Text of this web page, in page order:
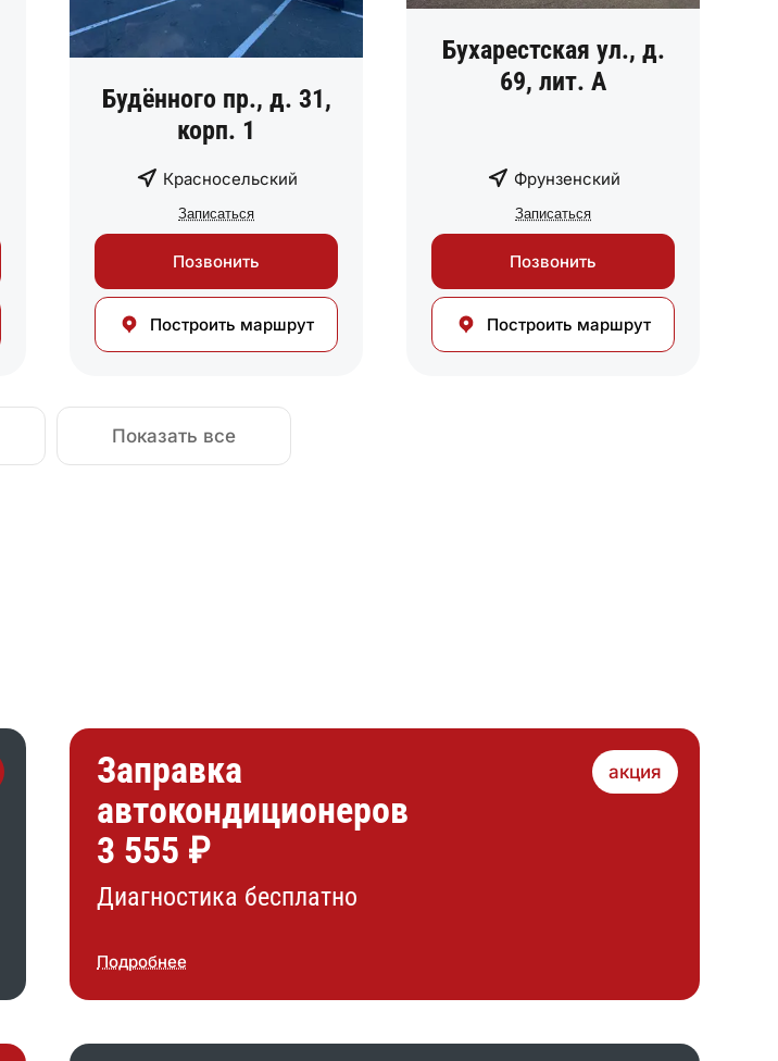
Будённого пр., д. 31,
корп. 1
Красносельский
Записаться
Позвонить
Построить маршрут
Бухарестская ул., д.
69, лит. А
Фрунзенский
Записаться
Позвонить
Построить маршрут
Показать все
Заправка
автокондиционеров
3 555 ₽
Диагностика бесплатно
Подробнее
акция